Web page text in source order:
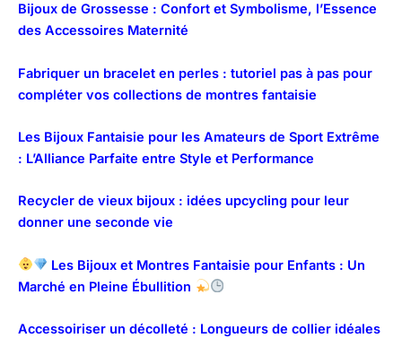
Bijoux de Grossesse : Confort et Symbolisme, l’Essence
des Accessoires Maternité
Fabriquer un bracelet en perles : tutoriel pas à pas pour
compléter vos collections de montres fantaisie
Les Bijoux Fantaisie pour les Amateurs de Sport Extrême
: L’Alliance Parfaite entre Style et Performance
Recycler de vieux bijoux : idées upcycling pour leur
donner une seconde vie
Les Bijoux et Montres Fantaisie pour Enfants : Un
Marché en Pleine Ébullition
Accessoiriser un décolleté : Longueurs de collier idéales